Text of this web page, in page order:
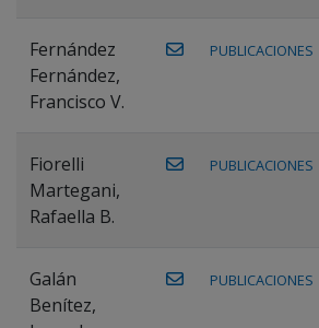
Fernández
Fernández,
Francisco V.
PUBLICACIONES
Fiorelli
Martegani,
Rafaella B.
PUBLICACIONES
Galán
Benítez,
PUBLICACIONES